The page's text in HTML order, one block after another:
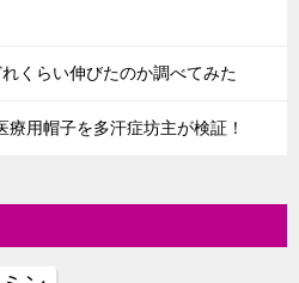
くらい伸びたのか調べてみた
用帽子を多汗症坊主が検証！